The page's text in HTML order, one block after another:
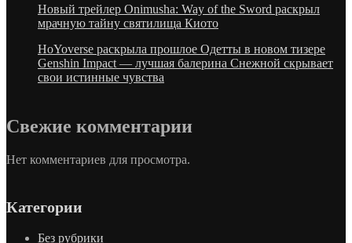
Новый трейлер Onimusha: Way of the Sword раскрыл
мрачную тайну святилища Киото
HoYoverse раскрыла прошлое Одетты в новом тизере
Genshin Impact — лучшая балерина Снежной скрывает
свои истинные чувства
Свежие комментарии
Нет комментариев для просмотра.
Категории
Без рубрики